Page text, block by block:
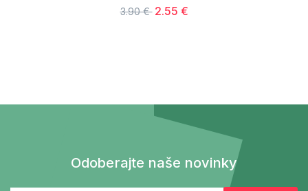
3.90 € 2.55 €
Odoberajte naše novinky